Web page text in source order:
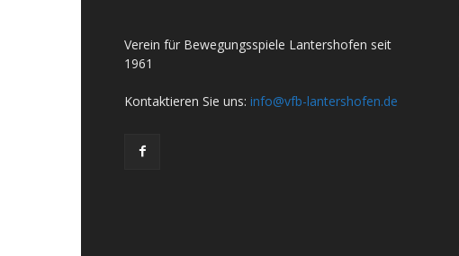
Verein für Bewegungsspiele Lantershofen seit
1961
Kontaktieren Sie uns: info@vfb-lantershofen.de